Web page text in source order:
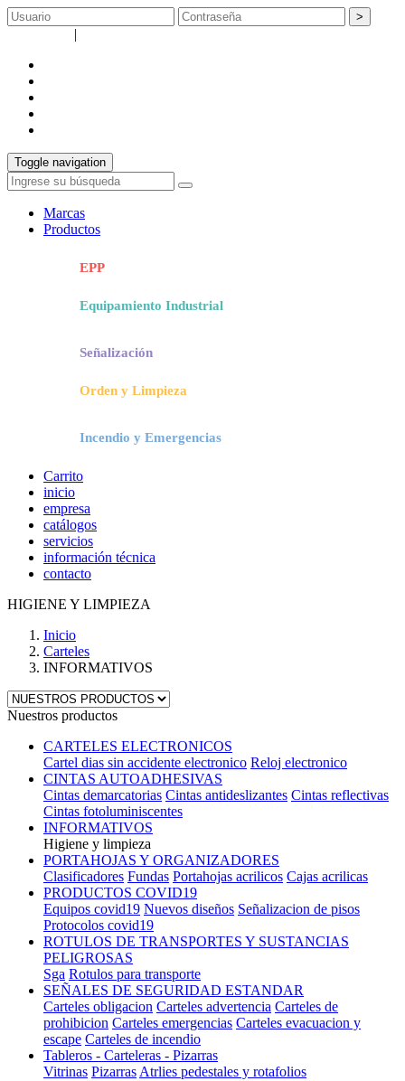
>
|
Toggle navigation
Marcas
Productos
EPP
Equipamiento Industrial
Señalización
Orden y Limpieza
Incendio y Emergencias
Carrito
inicio
empresa
catálogos
servicios
información técnica
contacto
HIGIENE Y LIMPIEZA
Inicio
Carteles
INFORMATIVOS
Nuestros productos
CARTELES ELECTRONICOS
Cartel dias sin accidente electronico Reloj electronico
CINTAS AUTOADHESIVAS
Cintas demarcatorias Cintas antideslizantes Cintas reflectivas
Cintas fotoluminiscentes
INFORMATIVOS
Higiene y limpieza
PORTAHOJAS Y ORGANIZADORES
Clasificadores Fundas Portahojas acrilicos Cajas acrilicas
PRODUCTOS COVID19
Equipos covid19 Nuevos diseños Señalizacion de pisos
Protocolos covid19
ROTULOS DE TRANSPORTES Y SUSTANCIAS
PELIGROSAS
Sga Rotulos para transporte
SEÑALES DE SEGURIDAD ESTANDAR
Carteles obligacion Carteles advertencia Carteles de
prohibicion Carteles emergencias Carteles evacuacion y
escape Carteles de incendio
Tableros - Carteleras - Pizarras
Vitrinas Pizarras Atrlies pedestales y rotafolios